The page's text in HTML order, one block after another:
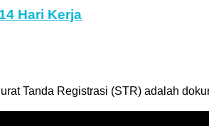
Hari Kerja
Tanda Registrasi (STR) adalah